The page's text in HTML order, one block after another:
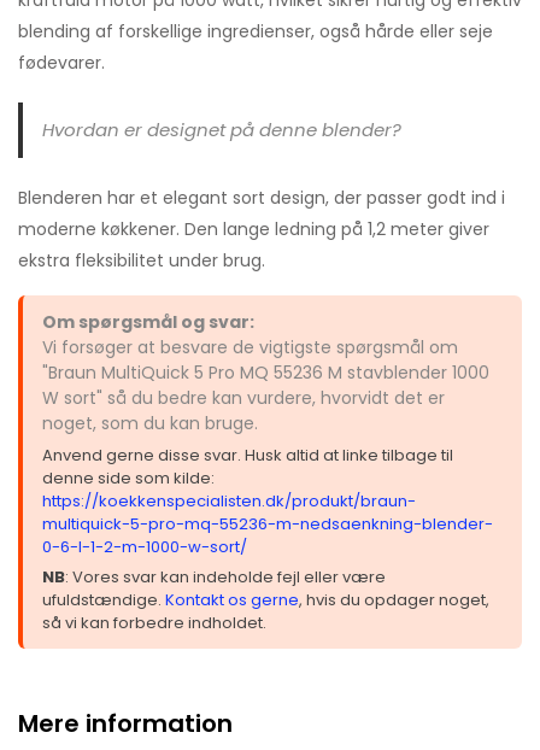
blending af forskellige ingredienser, også hårde eller seje
fødevarer.
Hvordan er designet på denne blender?
Blenderen har et elegant sort design, der passer godt ind i
moderne køkkener. Den lange ledning på 1,2 meter giver
ekstra fleksibilitet under brug.
Om spørgsmål og svar:
Vi forsøger at besvare de vigtigste spørgsmål om
"Braun MultiQuick 5 Pro MQ 55236 M stavblender 1000
W sort" så du bedre kan vurdere, hvorvidt det er
noget, som du kan bruge.
Anvend gerne disse svar. Husk altid at linke tilbage til
denne side som kilde:
https://koekkenspecialisten.dk/produkt/braun-
multiquick-5-pro-mq-55236-m-nedsaenkning-blender-
0-6-l-1-2-m-1000-w-sort/
NB: Vores svar kan indeholde fejl eller være
ufuldstændige. Kontakt os gerne, hvis du opdager noget,
så vi kan forbedre indholdet.
Mere information